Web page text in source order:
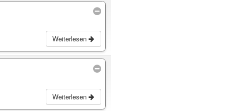
Weiterlesen
Weiterlesen